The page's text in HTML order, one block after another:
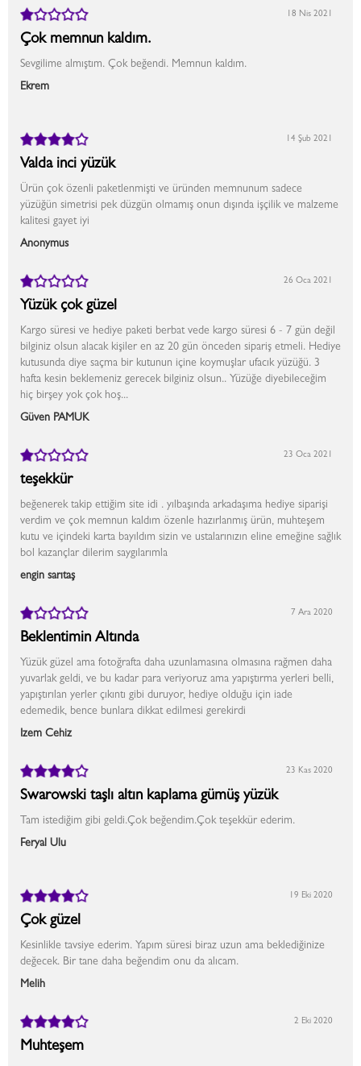
Çok memnun kaldım.
Sevgilime almıştım. Çok beğendi. Memnun kaldım.
Ekrem
18 Nis 2021
Valda inci yüzük
Ürün çok özenli paketlenmişti ve üründen memnunum sadece
yüzüğün simetrisi pek düzgün olmamış onun dışında işçilik ve malzeme
kalitesi gayet iyi
Anonymus
14 Şub 2021
Yüzük çok güzel
Kargo süresi ve hediye paketi berbat vede kargo süresi 6 - 7 gün değil
bilginiz olsun alacak kişiler en az 20 gün önceden sipariş etmeli. Hediye
kutusunda diye saçma bir kutunun içine koymuşlar ufacık yüzüğü. 3
hafta kesin beklemeniz gerecek bilginiz olsun.. Yüzüğe diyebileceğim
hiç birşey yok çok hoş...
Güven PAMUK
26 Oca 2021
teşekkür
beğenerek takip ettiğim site idi . yılbaşında arkadaşıma hediye siparişi
verdim ve çok memnun kaldım özenle hazırlanmış ürün, muhteşem
kutu ve içindeki karta bayıldım sizin ve ustalarınızın eline emeğine sağlık
bol kazançlar dilerim saygılarımla
engin sarıtaş
23 Oca 2021
Beklentimin Altında
Yüzük güzel ama fotoğrafta daha uzunlamasına olmasına rağmen daha
yuvarlak geldi, ve bu kadar para veriyoruz ama yapıştırma yerleri belli,
yapıştırılan yerler çıkıntı gibi duruyor, hediye olduğu için iade
edemedik, bence bunlara dikkat edilmesi gerekirdi
İzem Cehiz
7 Ara 2020
Swarowski taşlı altın kaplama gümüş yüzük
Tam istediğim gibi geldi.Çok beğendim.Çok teşekkür ederim.
Feryal Ulu
23 Kas 2020
Çok güzel
Kesinlikle tavsiye ederim. Yapım süresi biraz uzun ama beklediğinize
değecek. Bir tane daha beğendim onu da alıcam.
Melih
19 Eki 2020
Muhteşem
2 Eki 2020